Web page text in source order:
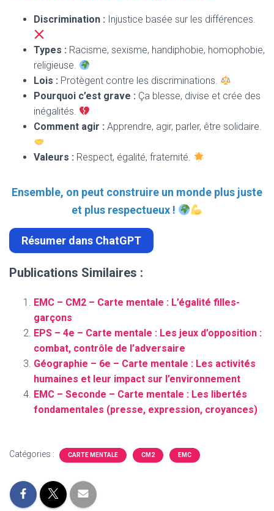
Discrimination : Injustice basée sur les différences.
Types : Racisme, sexisme, handiphobie, homophobie,
religieuse.
Lois : Protègent contre les discriminations.
Pourquoi c’est grave : Ça blesse, divise et crée des
inégalités.
Comment agir : Apprendre, agir, parler, être solidaire.
Valeurs : Respect, égalité, fraternité.
Ensemble, on peut construire un monde plus juste
et plus respectueux !
Résumer dans ChatGPT
Publications Similaires :
EMC – CM2 – Carte mentale : L’égalité filles-
garçons
EPS – 4e – Carte mentale : Les jeux d’opposition :
combat, contrôle de l’adversaire
Géographie – 6e – Carte mentale : Les activités
humaines et leur impact sur l’environnement
EMC – Seconde – Carte mentale : Les libertés
fondamentales (presse, expression, croyances)
Catégories : CARTE MENTALE CM2 EMC